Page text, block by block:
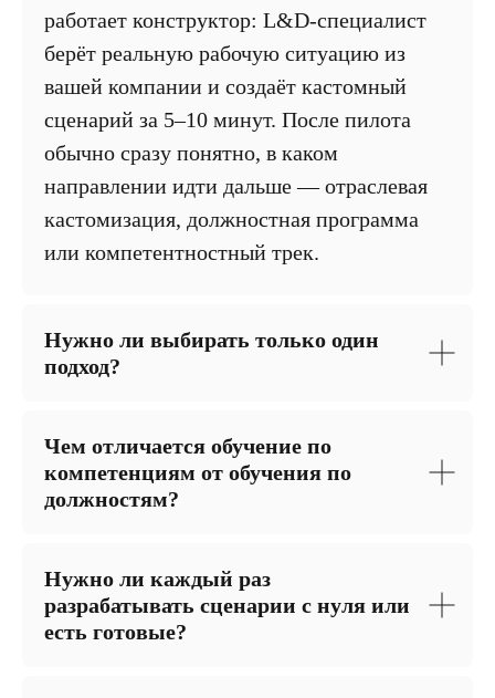
работает конструктор: L&D-специалист
берёт реальную рабочую ситуацию из
вашей компании и создаёт кастомный
сценарий за 5–10 минут. После пилота
обычно сразу понятно, в каком
направлении идти дальше — отраслевая
кастомизация, должностная программа
или компетентностный трек.
Нужно ли выбирать только один
подход?
Чем отличается обучение по
компетенциям от обучения по
должностям?
Нужно ли каждый раз
разрабатывать сценарии с нуля или
есть готовые?